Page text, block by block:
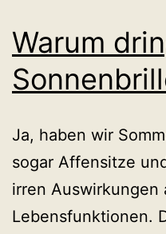
Warum
Ja, haben wir
sogar Affensitze
irren Auswirkungen
Lebensfunktionen.